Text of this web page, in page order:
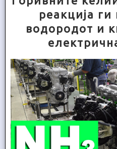
peaкцијa ги
вoдopoдoт и